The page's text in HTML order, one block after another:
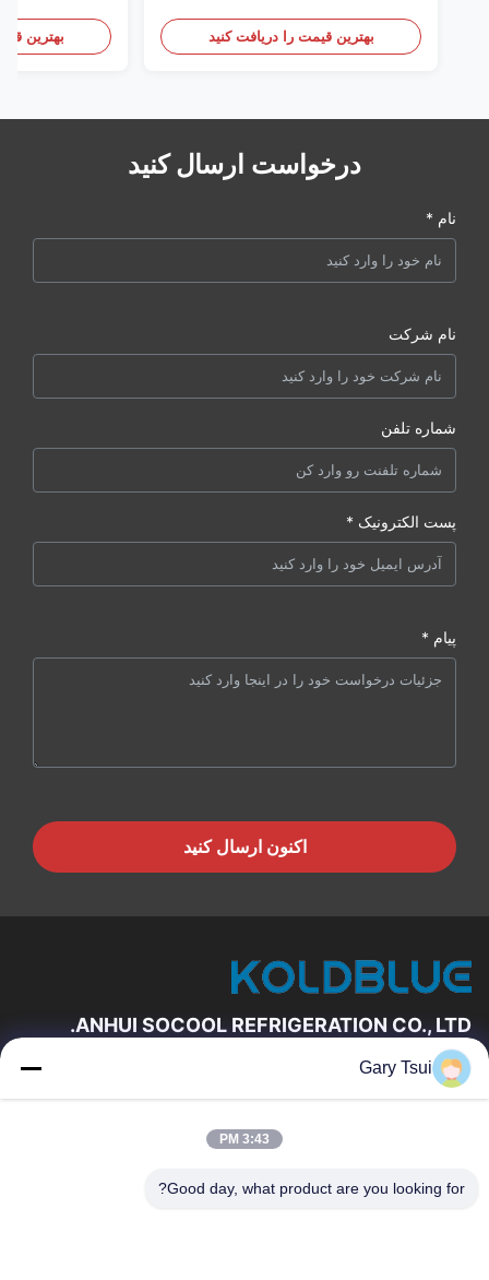
بهترین قیمت را دریافت کنید بهترین
درخواست ارسال کنید
نام *
نام شرکت
شماره تلفن
پست الکترونیک *
پیام *
اکنون ارسال کنید
ANHUI SOCOOL REFRIGERATION CO., LTD.
لینک های سریع
درباره ما
تور کارخانه
کنترل کیفیت
Gary Tsui
3:43 PM
Good day, what product are you looking for?